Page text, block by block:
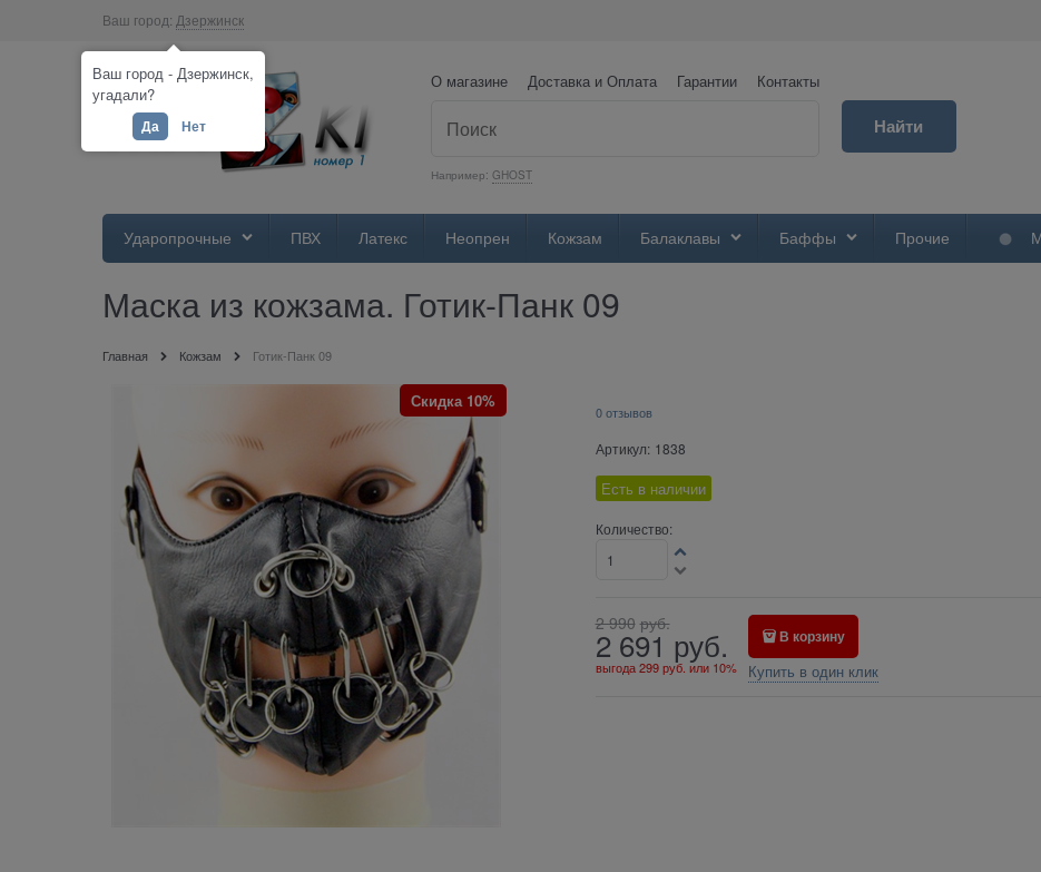
Ваш город: Дзержинск
О магазине Доставка и Оплата Гарантии Контакты
Например: GHOST
Найти
Ударопрочные ПВХ Латекс Неопрен Кожзам Балаклавы Баффы Прочие
Маска из кожзама. Готик-Панк 09
Главная Кожзам Готик-Панк 09
Скидка 10%
0 отзывов
Артикул: 1838
Есть в наличии
Количество:
2 990 руб.
2 691 руб.
выгода299 руб. или 10%
В корзину
Купить в один клик
Ваш город - Дзержинск,
угадали?
Да Нет